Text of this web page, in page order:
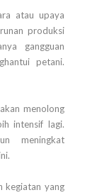
atau upaya
produksi
gangguan
petani.
menolong
intensif lagi.
meningkat
kegiatan yang